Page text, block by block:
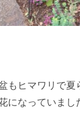
もヒマワリで夏
になっていまし